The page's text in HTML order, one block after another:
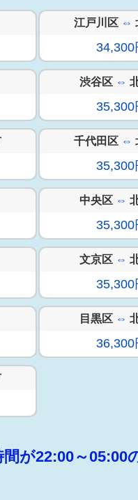
江戸川区 ⇔
34,300
渋谷区 ⇔
35,300
千代田区 ⇔
35,300
中央区 ⇔
35,300
文京区 ⇔
35,300
目黒区 ⇔
36,300
が22:00～05:00